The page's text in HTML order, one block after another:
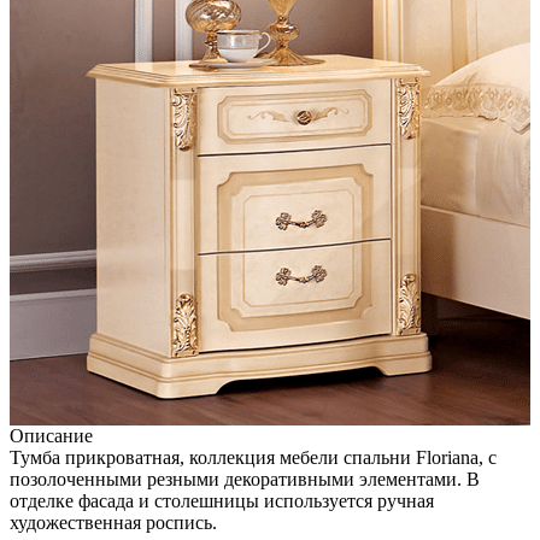
Описание
Тумба прикроватная, коллекция мебели спальни Floriana, с
позолоченными резными декоративными элементами. В
отделке фасада и столешницы используется ручная
художественная роспись.